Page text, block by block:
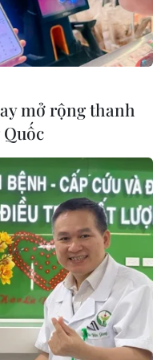
hành để xe theo vạch
hè. (Ảnh: Nguyễn
với lãnh đạo quận
mở rộng thanh